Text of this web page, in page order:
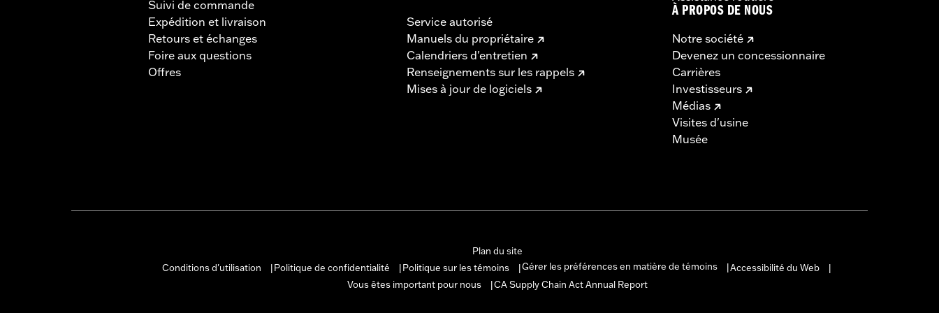
Suivi de commande
Expédition et livraison
Retours et échanges
Foire aux questions
Offres
Service autorisé
Manuels du propriétaire
Calendriers d'entretien
Renseignements sur les rappels
Mises à jour de logiciels
À PROPOS DE NOUS
Notre société
Devenez un concessionnaire
Carrières
Investisseurs
Médias
Visites d'usine
Musée
Plan du site
Conditions d'utilisation
Politique de confidentialité Politique sur les témoins Gérer les préférences en matière de témoins Accessibilité du Web
Vous êtes important pour nous
CA Supply Chain Act Annual Report